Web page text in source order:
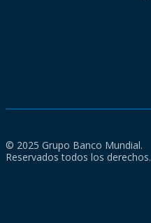
© 2025 Grupo Banco Mundial.
Reservados todos los derechos.